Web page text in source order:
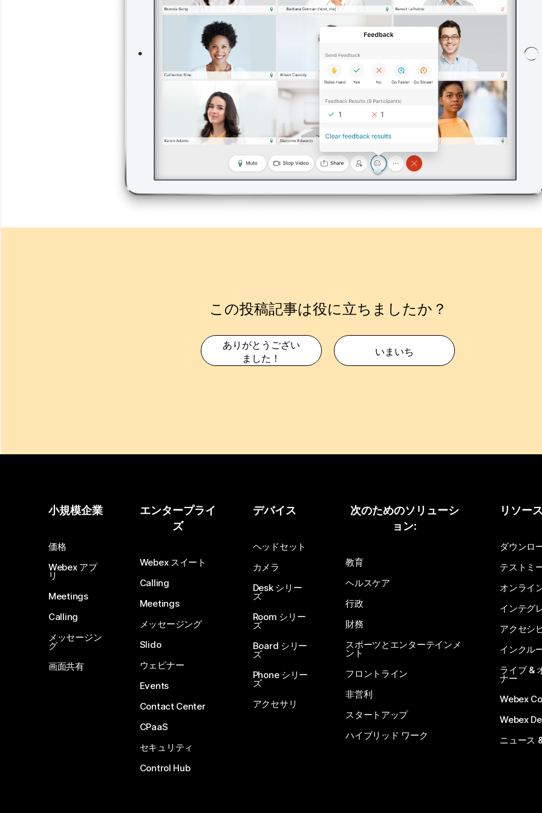
この投稿記事は役に立ちましたか？
ありがとうござい
ました！
いまいち
小規模企業
価格
Webex アプ
リ
Meetings
Calling
メッセージン
グ
画面共有
エンタープライ
ズ
Webex スイート
Calling
Meetings
メッセージング
Slido
ウェビナー
Events
Contact Center
CPaaS
セキュリティ
Control Hub
デバイス
ヘッドセット
カメラ
Desk シリー
ズ
Room シリー
ズ
Board シリー
ズ
Phone シリー
ズ
アクセサリ
次のためのソリューシ
ョン:
教育
ヘルスケア
行政
財務
スポーツとエンターテインメ
ント
フロントライン
非営利
スタートアップ
ハイブリッド ワーク
リソー
ダウンロ
テストミ
オンライ
インテグ
アクセシ
インクル
ライブ &
ナー
Webex
Webex
ニュース